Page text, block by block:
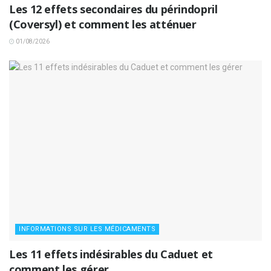
Les 12 effets secondaires du périndopril
(Coversyl) et comment les atténuer
01/08/2026
INFORMATIONS SUR LES MÉDICAMENTS
Les 11 effets indésirables du Caduet et